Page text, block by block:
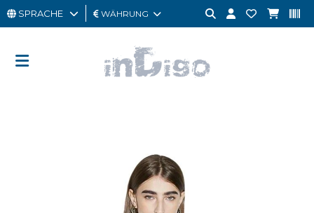
MANN
SPRACHE WÄHRUNG